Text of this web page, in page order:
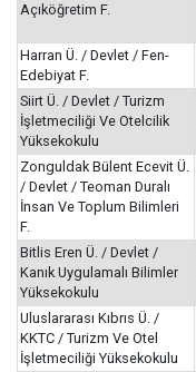
Açıköğretim F.
Harran Ü. / Devlet / Fen-
Edebiyat F.
Siirt Ü. / Devlet / Turizm
İşletmeciliği Ve Otelcilik
Yüksekokulu
Zonguldak Bülent Ecevit Ü.
/ Devlet / Teoman Duralı
İnsan Ve Toplum Bilimleri
F.
Bitlis Eren Ü. / Devlet /
Kanık Uygulamalı Bilimler
Yüksekokulu
Uluslararası Kıbrıs Ü. /
KKTC / Turizm Ve Otel
İşletmeciliği Yüksekokulu